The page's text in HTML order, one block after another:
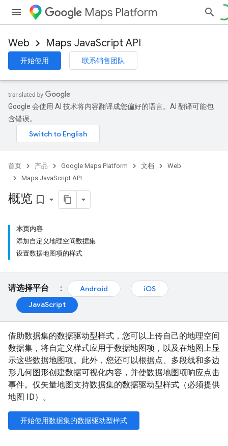
Maps Platform
Web Maps JavaScript API
开始使用 联系销售团队
Google 会使用 AI 技术将内容翻译成您偏好的语言。AI 翻译可能包
含错误。
首页 产品 Google Maps Platform 文档
Web
Maps JavaScript API
概览 bookmark_border
本页内容
添加自定义地理空间数据集
设置数据地图项的样式
请选择平台 ： Android
iOS
JavaScript
借助数据集的数据驱动型样式，您可以上传自己的地理空间
数据集，将自定义样式应用于数据地图项，以及在地图上显
示这些数据地图项。此外，您还可以根据点、多段线和多边
形几何图形创建数据可视化内容，并使数据地图项响应点击
事件。仅矢量地图支持数据集的数据驱动型样式（必须提供
地图 ID）。
开始使用数据集的数据驱动型样式